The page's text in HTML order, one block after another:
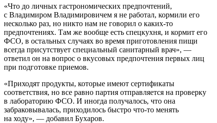
«Что до личных гастрономических предпочтений,
с Владимиром Владимировичем я не работал, кормили его
несколько раз, но никто нам не говорил о каких-то
предпочтениях. Там же вообще есть спецкухня, и кормит его
ФСО, в остальных случаях во время приготовления пищи
всегда присутствует специальный санитарный врач», —
ответил он на вопрос о вкусовых предпочтения первых лиц
при подготовке приемов.
«Приходят продукты, которые имеют сертификаты
соответствия, но все равно партия отправляется на проверку
в лабораторию ФСО. И иногда получалось, что она
забраковывалась, приходилось быстро что-то менять
на ходу», — добавил Бухаров.